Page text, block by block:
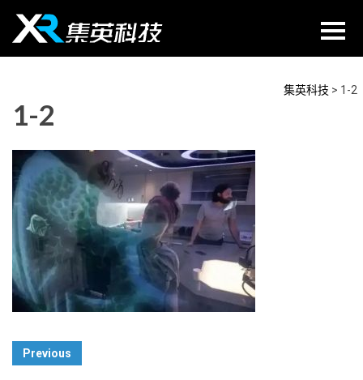
content
集英科技 > 1-2
1-2
Post
Navigation
Previous